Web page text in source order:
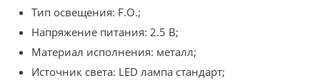
Тип освещения: F.O.;
Напряжение питания: 2.5 В;
Материал исполнения: металл;
Источник света: LED лампа стандарт;